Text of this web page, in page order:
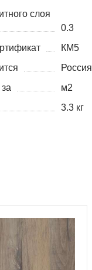
слоя
0.3
КМ5
Россия
м2
3.3 кг